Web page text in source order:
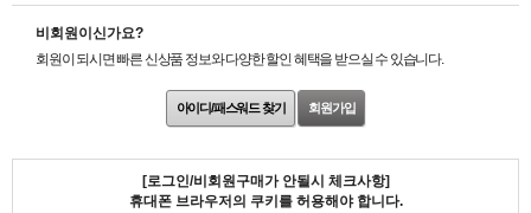
비회원이신가요?
회원이 되시면 빠른 신상품 정보와 다양한 할인 혜택을 받으실 수 있습니다.
아이디/패스워드 찾기 회원가입
[로그인/비회원구매가 안될시 체크사항]
휴대폰 브라우저의 쿠키를 허용해야 합니다.